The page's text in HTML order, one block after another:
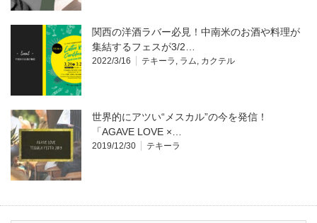
関西の洋酒ラバー必見！中南米のお酒や料理が
集結するフェスが3/2…
2022/3/16 テキーラ , ラム, カクテル
世界的にアツい“メスカル”の今を発信！
「AGAVE LOVE ×…
2019/12/30 テキーラ